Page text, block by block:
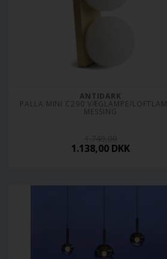
ANTIDARK
PALLA MINI C290 VÆGLAMPE/
MESSING
1.138,00 DKK